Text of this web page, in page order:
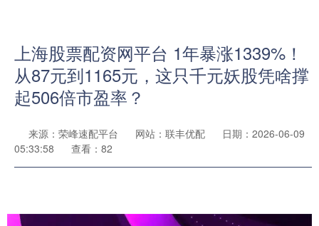
上海股票配资网平台 1年暴涨1339%！
从87元到1165元，这只千元妖股凭啥撑
起506倍市盈率？
来源：荣峰速配平台 网站：联丰优配
日期：2026-06-09
05:33:58
查看：82